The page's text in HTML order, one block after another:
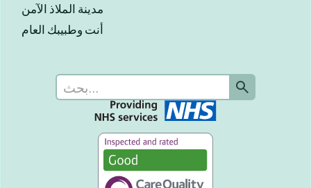
مدينة الملاذ الآمن
أنت وطبيبك العام